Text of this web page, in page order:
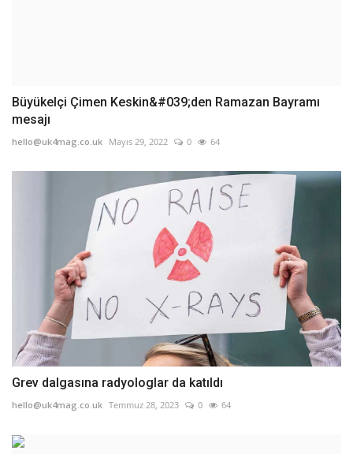
Büyükelçi Çimen Keskin&#039;den Ramazan Bayramı
mesajı
hello@uk4mag.co.uk Mayıs 29, 2022 0 64
Grev dalgasına radyologlar da katıldı
hello@uk4mag.co.uk Temmuz 28, 2023 0 64